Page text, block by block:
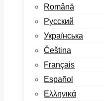
Română
Русский
Українська
Čeština
Français
Español
Ελληνικά